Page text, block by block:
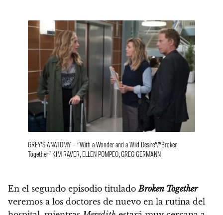
GREY’S ANATOMY – “With a Wonder and a Wild Desire”/”Broken
Together” KIM RAVER, ELLEN POMPEO, GREG GERMANN
En el segundo episodio tituladoBroken Together
veremos a los doctores de nuevo en la rutina del